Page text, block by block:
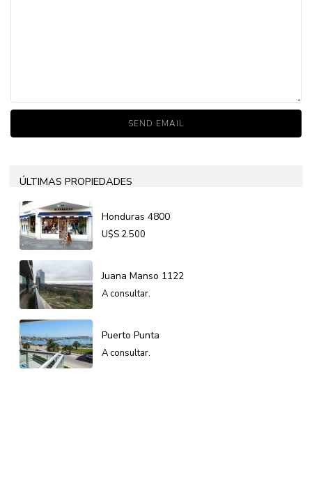
ÚLTIMAS PROPIEDADES
Honduras 4800
U$S 2.500
Juana Manso 1122
A consultar.
Puerto Punta
A consultar.